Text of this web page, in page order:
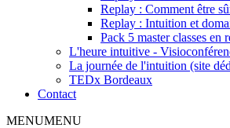
Replay : Comment être
Replay : Intuition et
Pack 5 master classes en
L'heure intuitive -
La journée de l'intuition (site
TEDx Bordeaux
Contact
MENUMENU